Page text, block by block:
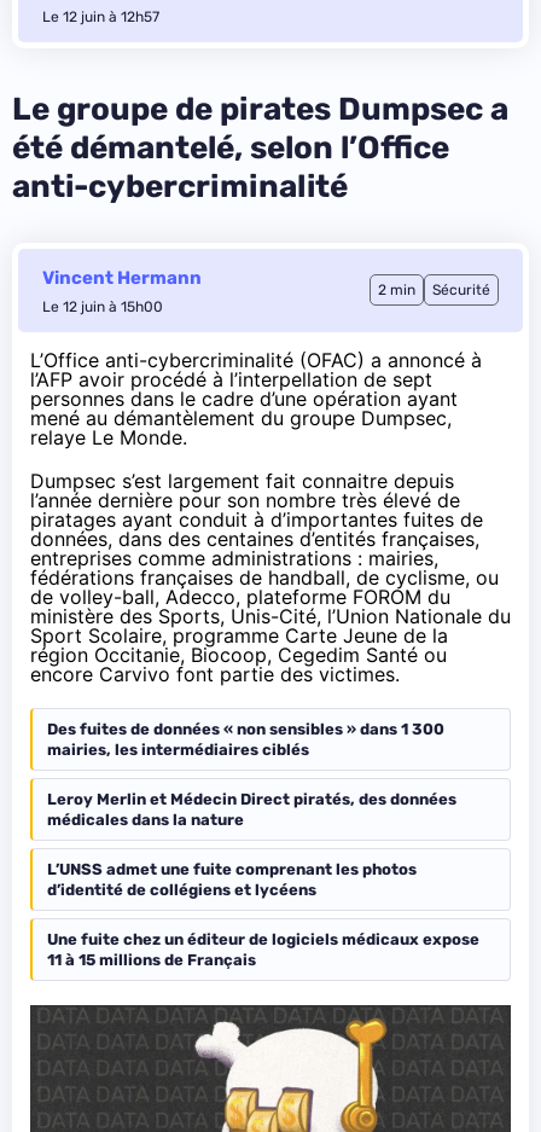
Le 12 juin à 12h57
Le groupe de pirates Dumpsec a
été démantelé, selon l’Office
anti-cybercriminalité
Vincent Hermann
Le 12 juin à 15h00
2 min Sécurité
L’Office anti-cybercriminalité (OFAC) a annoncé à
l’AFP avoir procédé à l’interpellation de sept
personnes dans le cadre d’une opération ayant
mené au démantèlement du groupe Dumpsec,
relaye Le Monde.
Dumpsec s’est largement fait connaitre depuis
l’année dernière pour son nombre très élevé de
piratages ayant conduit à d’importantes fuites de
données, dans des centaines d’entités françaises,
entreprises comme administrations : mairies,
fédérations françaises de handball, de cyclisme, ou
de volley-ball, Adecco, plateforme FOROM du
ministère des Sports, Unis-Cité, l’Union Nationale du
Sport Scolaire, programme Carte Jeune de la
région Occitanie, Biocoop, Cegedim Santé ou
encore Carvivo font partie des victimes.
Des fuites de données « non sensibles » dans 1 300
mairies, les intermédiaires ciblés
Leroy Merlin et Médecin Direct piratés, des données
médicales dans la nature
L’UNSS admet une fuite comprenant les photos
d’identité de collégiens et lycéens
Une fuite chez un éditeur de logiciels médicaux expose
11 à 15 millions de Français